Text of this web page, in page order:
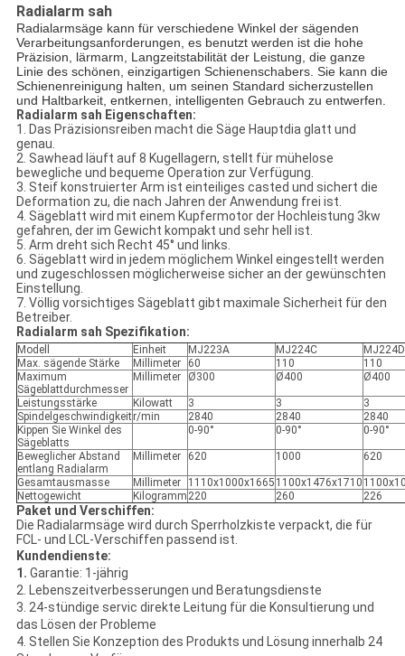
Radialarm sah
Radialarmsäge kann für verschiedene Winkel der sägenden
Verarbeitungsanforderungen, es benutzt werden ist die hohe
Präzision, lärmarm, Langzeitstabilität der Leistung, die ganze
Linie des schönen, einzigartigen Schienenschabers. Sie kann die
Schienenreinigung halten, um seinen Standard sicherzustellen
und Haltbarkeit, entkernen, intelligenten Gebrauch zu entwerfen.
Radialarm sah Eigenschaften:
1. Das Präzisionsreiben macht die Säge Hauptdia glatt und
genau.
2. Sawhead läuft auf 8 Kugellagern, stellt für mühelose
bewegliche und bequeme Operation zur Verfügung.
3. Steif konstruierter Arm ist einteiliges casted und sichert die
Deformation zu, die nach Jahren der Anwendung frei ist.
4. Sägeblatt wird mit einem Kupfermotor der Hochleistung 3kw
gefahren, der im Gewicht kompakt und sehr hell ist.
5. Arm dreht sich Recht 45° und links.
6. Sägeblatt wird in jedem möglichem Winkel eingestellt werden
und zugeschlossen möglicherweise sicher an der gewünschten
Einstellung.
7. Völlig vorsichtiges Sägeblatt gibt maximale Sicherheit für den
Betreiber.
Radialarm sah Spezifikation:
Modell Einheit MJ223A MJ224C
MJ224D
Max. sägende Stärke
Millimeter 60 110
110
Maximum
Sägeblattdurchmesser
Millimeter Ø300 Ø400 Ø400
Leistungsstärke Kilowatt 3 3
3
Spindelgeschwindigkeitr/min 2840 2840
2840
Kippen Sie Winkel des
Sägeblatts
0-90° 0-90° 0-90°
Beweglicher Abstand
entlang Radialarm
Millimeter 620 1000 620
Gesamtausmasse Millimeter 1110x1000x1665 1100x1476x1710
Nettogewicht
Kilogramm 220 260 226
Paket und Verschiffen:
Die Radialarmsäge wird durch Sperrholzkiste verpackt, die für
FCL- und LCL-Verschiffen passend ist.
Kundendienste:
1. Garantie: 1-jährig
2. Lebenszeitverbesserungen und Beratungsdienste
3. 24-stündige servic direkte Leitung für die Konsultierung und
das Lösen der Probleme
4. Stellen Sie Konzeption des Produkts und Lösung innerhalb 24